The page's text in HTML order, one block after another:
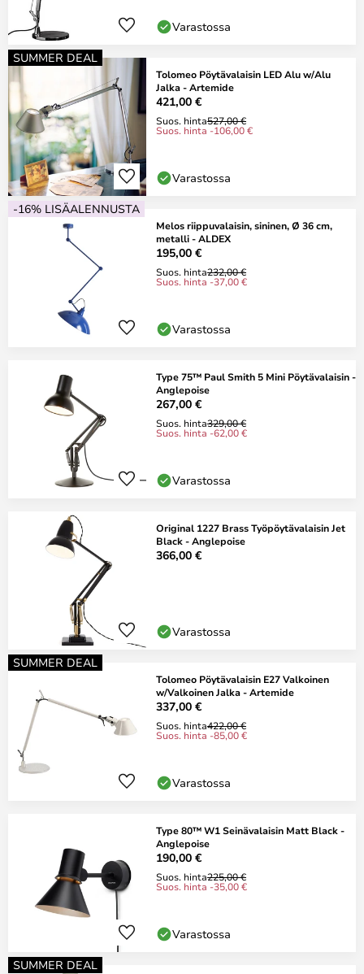
Varastossa
SUMMER DEAL
Tolomeo Pöytävalaisin LED Alu w/Alu
Jalka - Artemide
421,00 €
Suos. hinta527,00 €
Suos. hinta -106,00 €
Varastossa
-16% LISÄALENNUSTA
Melos riippuvalaisin, sininen, Ø 36 cm,
metalli - ALDEX
195,00 €
Suos. hinta232,00 €
Suos. hinta -37,00 €
Varastossa
Type 75™ Paul Smith 5 Mini Pöytävalaisin -
Anglepoise
267,00 €
Suos. hinta329,00 €
Suos. hinta -62,00 €
Varastossa
Original 1227 Brass Työpöytävalaisin Jet
Black - Anglepoise
366,00 €
Varastossa
SUMMER DEAL
Tolomeo Pöytävalaisin E27 Valkoinen
w/Valkoinen Jalka - Artemide
337,00 €
Suos. hinta422,00 €
Suos. hinta -85,00 €
Varastossa
Type 80™ W1 Seinävalaisin Matt Black -
Anglepoise
190,00 €
Suos. hinta225,00 €
Suos. hinta -35,00 €
Varastossa
SUMMER DEAL